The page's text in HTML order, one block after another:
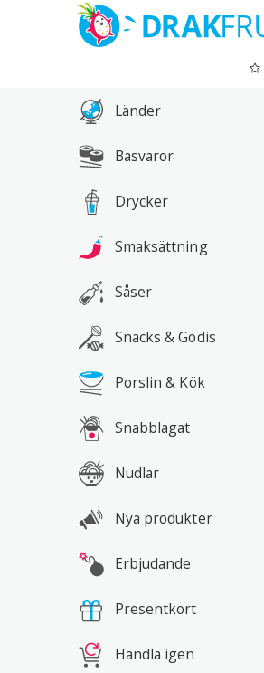
Hoppa
Länder
Basvaror
Drycker
Smaksättning
Såser
Snacks & Godis
Porslin & Kök
Snabblagat
Nudlar
Nya produkter
Erbjudande
Presentkort
Handla igen